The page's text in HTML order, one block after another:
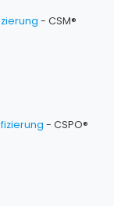
- CSM®
- CSPO®